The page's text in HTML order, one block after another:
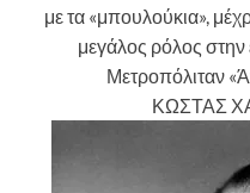
με τα «μπουλούκια»,
μεγάλος ρόλος
Μετροπόλιταν
ΚΩΣΤΑΣ